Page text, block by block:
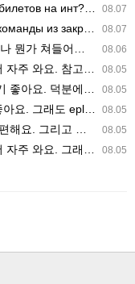
08.07
на инт? https://g…
08.07
закрытых квали…
08.06
이지 저걸 전쟁준비라고 하…
08.05
확인할 때 출처 꼭 체크해요.…
08.05
중계 채널 먼저 찾아봐요. …
08.05
채널 먼저 찾아봐요. 북마크…
08.05
때 출처 꼭 체크해요. 앞…
08.05
서비스로 봐야 안전해요. 다음…